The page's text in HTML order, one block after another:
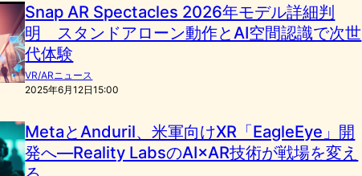
Snap AR Spectacles 2026年モデル詳細判
明 スタンドアローン動作とAI空間認識で次世
代体験
VR/ARニュース
2025年6月12日15:00
MetaとAnduril、米軍向けXR「EagleEye」開
発へ—Reality LabsのAI×AR技術が戦場を変え